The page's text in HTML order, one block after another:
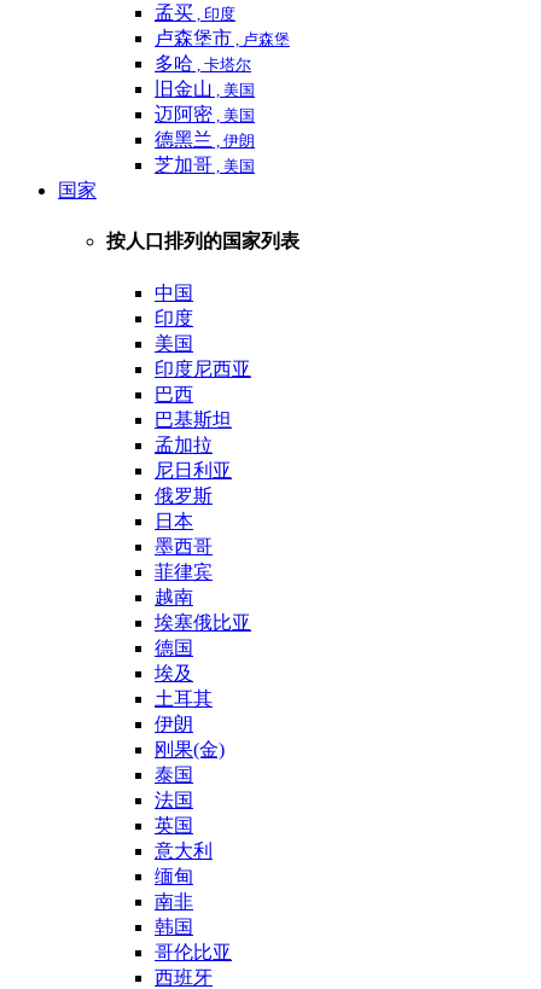
孟买 , 印度
卢森堡市 , 卢森堡
多哈 , 卡塔尔
旧金山 , 美国
迈阿密 , 美国
德黑兰 , 伊朗
芝加哥 , 美国
国家
按人口排列的国家列表
中国
印度
美国
印度尼西亚
巴西
巴基斯坦
孟加拉
尼日利亚
俄罗斯
日本
墨西哥
菲律宾
越南
埃塞俄比亚
德国
埃及
土耳其
伊朗
刚果(金)
泰国
法国
英国
意大利
缅甸
南非
韩国
哥伦比亚
西班牙